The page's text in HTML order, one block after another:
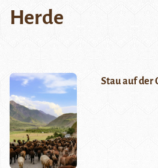
Herde
Stau auf der